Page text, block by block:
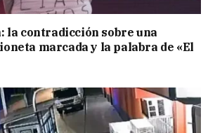
la contradicción sobre una
marcada y la palabra de «El